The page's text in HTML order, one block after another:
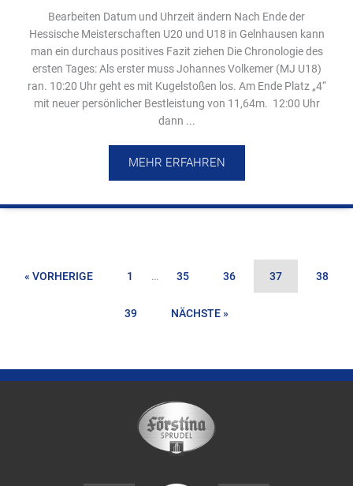
Bearbeiten Datum und Uhrzeit ändern Nach Ende der
Hessische Meisterschaften U20 und U18 in Gelnhausen kann
man ein durchaus positives Fazit ziehen Die Chronologie des
ersten Tages: Als erster muss Johannes Volkemer (MJ U18)
ran. 10:20 Uhr geht es mit Kugelstoßen los. Am Ende Platz „4“
mit neuer persönlicher Bestleistung von 11,64m. 12:00 Uhr
dann ...
MEHR ERFAHREN
« VORHERIGE 1 … 35 36 37 38
39 NÄCHSTE »